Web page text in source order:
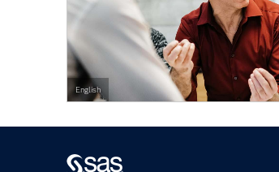
English